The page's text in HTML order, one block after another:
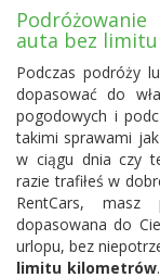
auta bez
Podczas podróży
dopasować do
pogodowych i
takimi sprawami
w ciągu dnia czy
razie trafiłeś w
RentCars,
dopasowana do
urlopu, bez
limitu kilometrów